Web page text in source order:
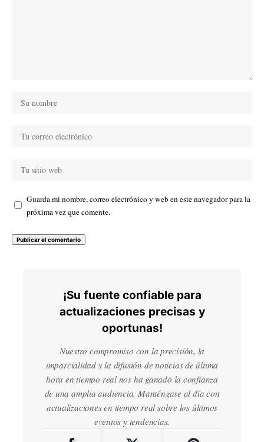
Guarda mi nombre, correo electrónico y web en este navegador para la
próxima vez que comente.
¡Su fuente confiable para
actualizaciones precisas y
oportunas!
Nuestro compromiso con la precisión, la
imparcialidad y la difusión de noticias de última
hora en tiempo real nos ha ganado la confianza
de una amplia audiencia. Manténgase al día con
actualizaciones en tiempo real sobre los últimos
eventos y tendencias.